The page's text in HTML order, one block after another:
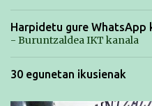
Harpidetu gure WhatsApp
- Buruntzaldea IKT kanala
30 egunetan ikusienak